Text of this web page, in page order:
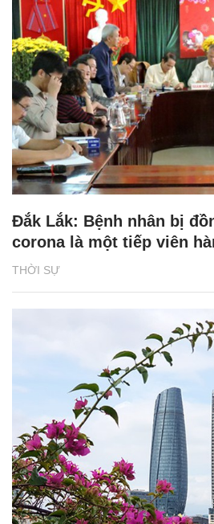
THỜI SỰ
Đắk Lắk: Bệnh nhân bị
corona là một tiếp viên